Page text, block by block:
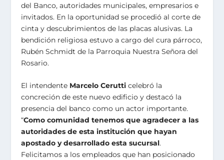
del Banco, autoridades municipales, empresarios e
invitados. En la oportunidad se procedió al corte de
cinta y descubrimientos de las placas alusivas. La
bendición religiosa estuvo a cargo del cura párroco,
Rubén Schmidt de la Parroquia Nuestra Señora del
Rosario.
El intendente Marcelo Cerutticelebró la
concreción de este nuevo edificio y destacó la
presencia del banco como un actor importante.
“Como comunidad tenemos que agradecer a las
autoridades de esta institución que hayan
apostado y desarrollado esta sucursal.
Felicitamos a los empleados que han posicionado